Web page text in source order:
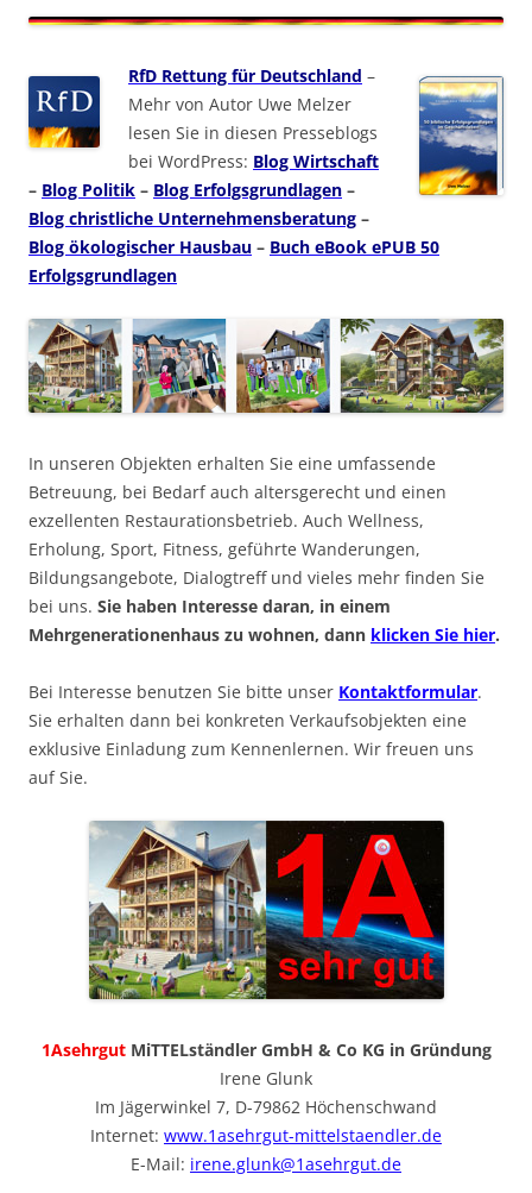
RfD Rettung für Deutschland –
Mehr von Autor Uwe Melzer
lesen Sie in diesen Presseblogs
bei WordPress: Blog Wirtschaft
– Blog Politik – Blog Erfolgsgrundlagen –
Blog christliche Unternehmensberatung –
Blog ökologischer Hausbau – Buch eBook ePUB 50
Erfolgsgrundlagen
In unseren Objekten erhalten Sie eine umfassende
Betreuung, bei Bedarf auch altersgerecht und einen
exzellenten Restaurationsbetrieb. Auch Wellness,
Erholung, Sport, Fitness, geführte Wanderungen,
Bildungsangebote, Dialogtreff und vieles mehr finden Sie
bei uns. Sie haben Interesse daran, in einem
Mehrgenerationenhaus zu wohnen, dann klicken Sie hier.
Bei Interesse benutzen Sie bitte unser Kontaktformular.
Sie erhalten dann bei konkreten Verkaufsobjekten eine
exklusive Einladung zum Kennenlernen. Wir freuen uns
auf Sie.
1AsehrgutMiTTELständler GmbH & Co KG in Gründung
Irene Glunk
Im Jägerwinkel 7, D-79862 Höchenschwand
Internet: www.1asehrgut-mittelstaendler.de
E-Mail: irene.glunk@1asehrgut.de